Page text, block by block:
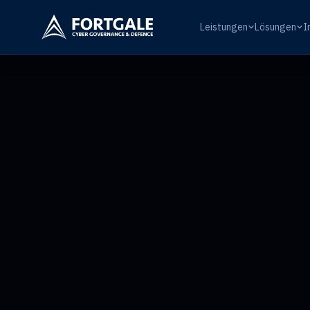
Leistungen Lösungen